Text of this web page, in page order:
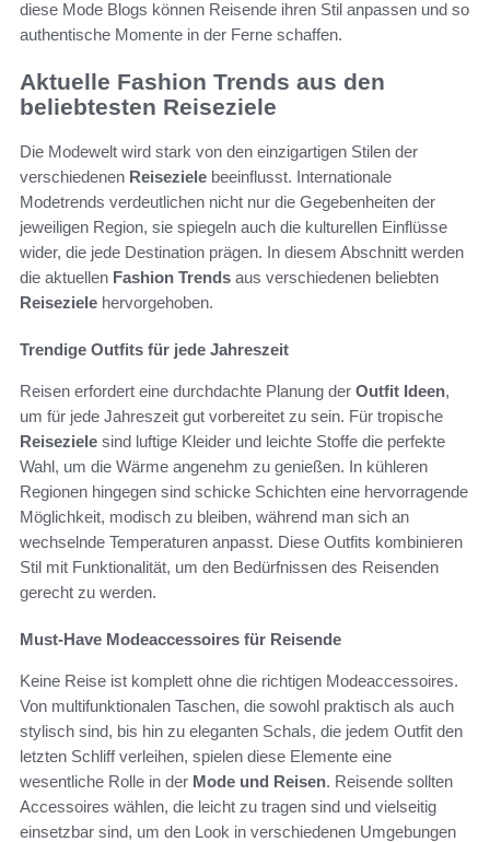
diese Mode Blogs können Reisende ihren Stil anpassen und so
authentische Momente in der Ferne schaffen.
Aktuelle Fashion Trends aus den
beliebtesten Reiseziele
Die Modewelt wird stark von den einzigartigen Stilen der
verschiedenen Reiseziele beeinflusst. Internationale
Modetrends verdeutlichen nicht nur die Gegebenheiten der
jeweiligen Region, sie spiegeln auch die kulturellen Einflüsse
wider, die jede Destination prägen. In diesem Abschnitt werden
die aktuellen Fashion Trends aus verschiedenen beliebten
Reiseziele hervorgehoben.
Trendige Outfits für jede Jahreszeit
Reisen erfordert eine durchdachte Planung der Outfit Ideen,
um für jede Jahreszeit gut vorbereitet zu sein. Für tropische
Reiseziele sind luftige Kleider und leichte Stoffe die perfekte
Wahl, um die Wärme angenehm zu genießen. In kühleren
Regionen hingegen sind schicke Schichten eine hervorragende
Möglichkeit, modisch zu bleiben, während man sich an
wechselnde Temperaturen anpasst. Diese Outfits kombinieren
Stil mit Funktionalität, um den Bedürfnissen des Reisenden
gerecht zu werden.
Must-Have Modeaccessoires für Reisende
Keine Reise ist komplett ohne die richtigen Modeaccessoires.
Von multifunktionalen Taschen, die sowohl praktisch als auch
stylisch sind, bis hin zu eleganten Schals, die jedem Outfit den
letzten Schliff verleihen, spielen diese Elemente eine
wesentliche Rolle in der Mode und Reisen. Reisende sollten
Accessoires wählen, die leicht zu tragen sind und vielseitig
einsetzbar sind, um den Look in verschiedenen Umgebungen